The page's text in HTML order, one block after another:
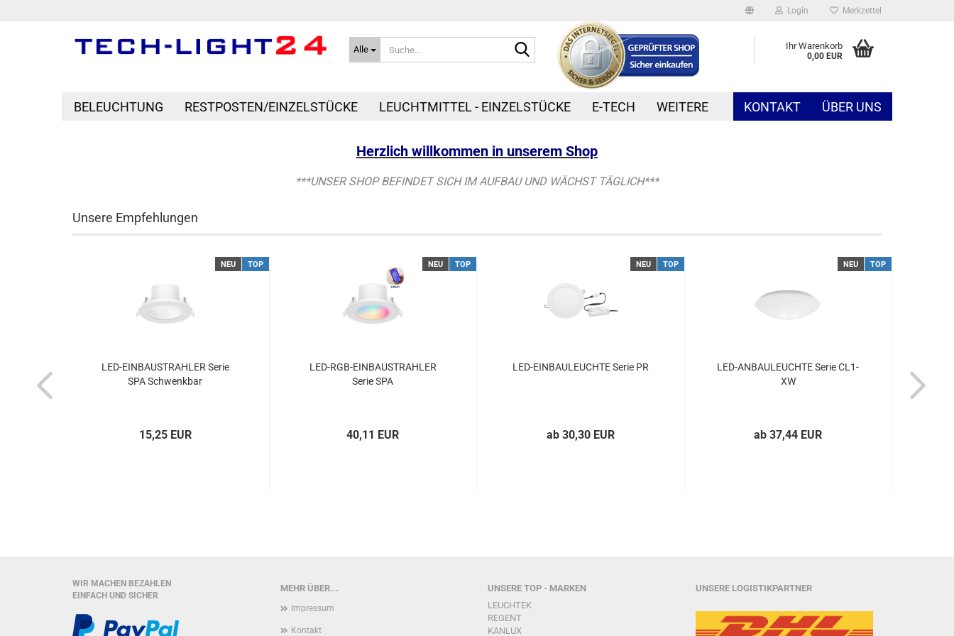
Login Merkzettel
Alle
Suche... Ihr Warenkorb
0,00 EUR
BELEUCHTUNG RESTPOSTEN/EINZELSTÜCKE LEUCHTMITTEL - EINZELSTÜCKE E-TECH KONTAKT ÜBER UNS
WEITERE
Herzlich willkommen in unserem Shop
***UNSER SHOP BEFINDET SICH IM AUFBAU UND WÄCHST TÄGLICH***
Unsere Empfehlungen
NEU TOP
LED-EINBAUSTRAHLER Serie
SPA Schwenkbar
15,25 EUR
NEU TOP
LED-RGB-EINBAUSTRAHLER
Serie SPA
40,11 EUR
NEU TOP
LED-EINBAULEUCHTE Serie PR
ab 30,30 EUR
NEU TOP
LED-ANBAULEUCHTE Serie CL1-
XW
ab 37,44 EUR
MEHR ÜBER...
Impressum
Kontakt
UNSERE TOP - MARKEN
LEUCHTEK
REGENT
KANLUX
UNSERE LOGISTIKPARTNER
WIR MACHEN BEZAHLEN
EINFACH UND SICHER